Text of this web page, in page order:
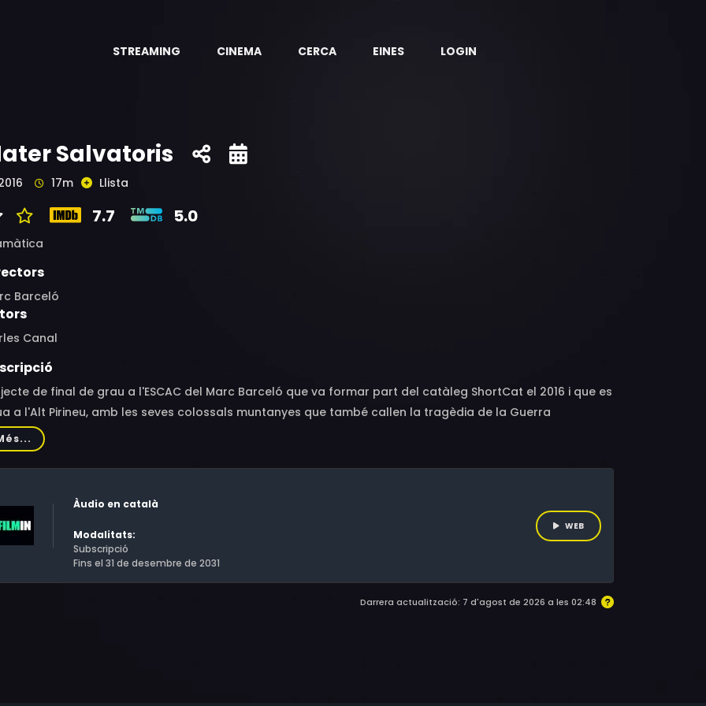
STREAMING CINEMA CERCA EINES LOGIN
Salvatoris
17m Llista
7.7 5.0
Barceló
Canal
de final de grau a l'ESCAC del Marc Barceló que va formar part del catàleg ShortCat el 2016 i que es
a l'Alt Pirineu, amb les seves colossals muntanyes que també callen la tragèdia de la Guerra
la posguerra espanyola un nen de 10 anys, el Miquel, es veu atormentat per la culpa quan
la recent mort de la seva mare amb la d'aquell conill salvatge al que va matar jugant.
Àudio en català
Modalitats:
Subscripció
Fins el 31 de desembre de 2031
WEB
Darrera actualització: 7 d'agost de 2026 a les 02:48